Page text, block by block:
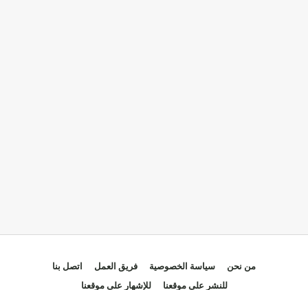
من نحن سياسة الخصوصية فريق العمل
اتصل بنا
للنشر على موقعنا
للإشهار على موقعنا